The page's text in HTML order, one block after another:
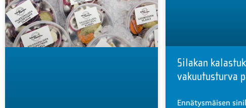
Silakan
vakuutusturva
Ennätysmäisen